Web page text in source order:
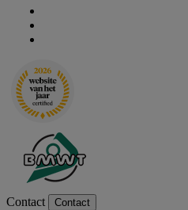
Contact Contact